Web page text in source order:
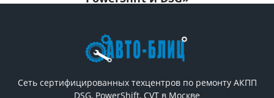
Сеть сертифицированных техцентров по ремонту АКПП
DSG, PowerShift, CVT в Москве